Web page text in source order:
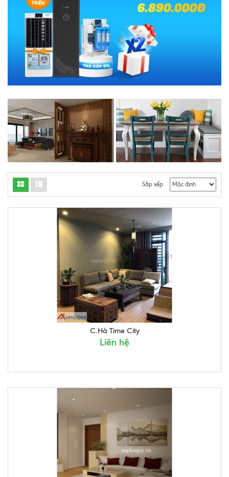
Sắp xếp:
C.Hà Time City
Liên hệ